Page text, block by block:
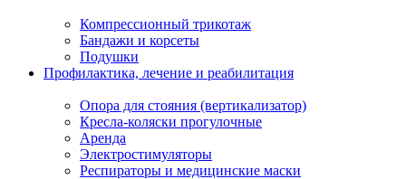
Компрессионный трикотаж
Бандажи и корсеты
Подушки
Профилактика, лечение и реабилитация
Опора для стояния (вертикализатор)
Кресла-коляски прогулочные
Аренда
Электростимуляторы
Респираторы и медицинские маски